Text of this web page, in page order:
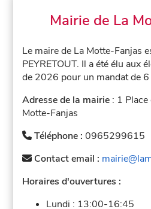
Mairie de La
Le maire de La Motte-Fanjas
PEYRETOUT. Il a été élu aux
de 2026 pour un mandat de 6
Adresse de la mairie : 1
Motte-Fanjas
Téléphone :0965299615
Contact email :
Horaires d'ouvertures :
Lundi : 13:00-16:45